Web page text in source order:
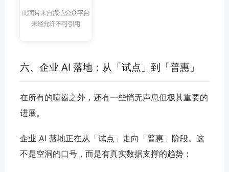
六、企业 AI 落地：从「试点」到「普惠」
在所有的喧嚣之外，还有一些悄无声息但极其重要的
进展。
企业 AI 落地正在从「试点」走向「普惠」阶段。这
不是空洞的口号，而是有真实数据支撑的趋势：